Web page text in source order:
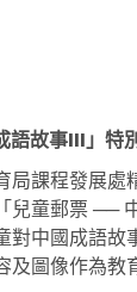
語故事III」特
局課程發展處
兒童郵票 ──
中國成語故
及圖像作為教